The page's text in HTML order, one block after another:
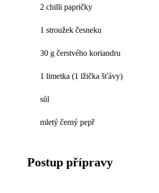
2 chilli papričky
1 stroužek česneku
30 g čerstvého koriandru
1 limetka (1 lžička šťávy)
sůl
mletý černý pepř
Postup přípravy